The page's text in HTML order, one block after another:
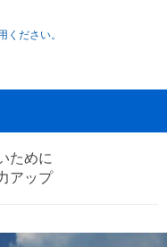
ください。
ために
アップ